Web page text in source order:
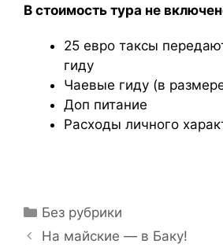
В стоимость тура не
25 евро таксы
гиду
Чаевые гиду (в
Доп питание
Расходы личного
Без рубрики
На майские — в Баку!